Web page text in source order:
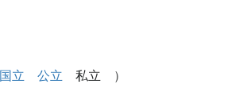
国立 公立 私立 ）